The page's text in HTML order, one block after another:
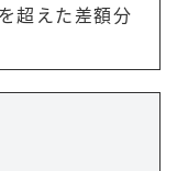
超えた差額分